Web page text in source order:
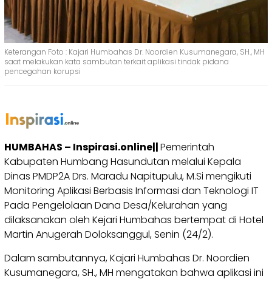
Keterangan Foto : Kajari Humbahas Dr. Noordien Kusumanegara, SH., MH
saat melakukan kata sambutan terkait aplikasi tindak pidana
pencegahan korupsi
HUMBAHAS – Inspirasi.online||Pemerintah
Kabupaten Humbang Hasundutan melalui Kepala
Dinas PMDP2A Drs. Maradu Napitupulu, M.Si mengikuti
Monitoring Aplikasi Berbasis Informasi dan Teknologi IT
Pada Pengelolaan Dana Desa/Kelurahan yang
dilaksanakan oleh Kejari Humbahas bertempat di Hotel
Martin Anugerah Doloksanggul, Senin (24/2).
Dalam sambutannya, Kajari Humbahas Dr. Noordien
Kusumanegara, SH., MH mengatakan bahwa aplikasi ini